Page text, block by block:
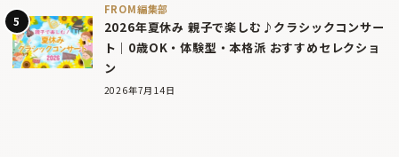
FROM編集部
2026年夏休み 親子で楽しむ♪クラシックコンサー
ト｜0歳OK・体験型・本格派 おすすめセレクショ
ン
2026年7月14日